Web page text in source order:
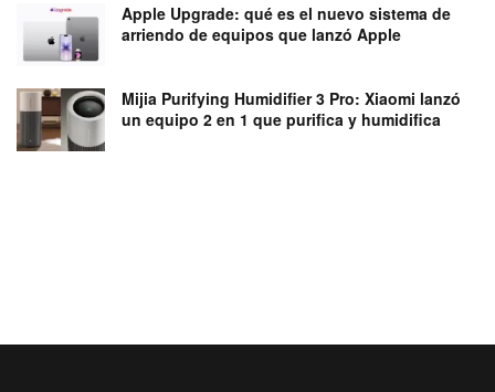
Apple Upgrade: qué es el nuevo sistema de
arriendo de equipos que lanzó Apple
Mijia Purifying Humidifier 3 Pro: Xiaomi lanzó
un equipo 2 en 1 que purifica y humidifica